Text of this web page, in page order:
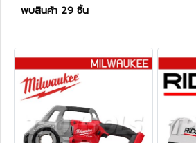
พบสินค้า 29 ชิ้น